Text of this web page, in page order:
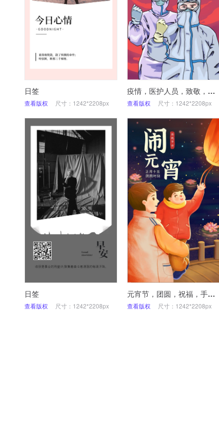
日签
查看版权 尺寸：1242*2208px
疫情，医护人员，致敬，手机海报
查看版权 尺寸：1242*2208px
日签
查看版权 尺寸：1242*2208px
元宵节，团圆，祝福，手绘，手机海报
查看版权 尺寸：1242*2208px